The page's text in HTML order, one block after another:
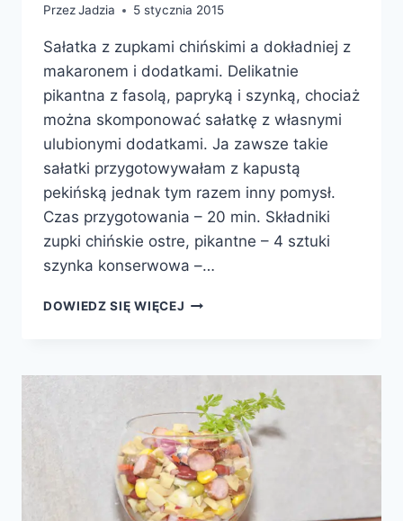
PrzezJadzia 5 stycznia 2015
Sałatka z zupkami chińskimi a dokładniej z
makaronem i dodatkami. Delikatnie
pikantna z fasolą, papryką i szynką, chociaż
można skomponować sałatkę z własnymi
ulubionymi dodatkami. Ja zawsze takie
sałatki przygotowywałam z kapustą
pekińską jednak tym razem inny pomysł.
Czas przygotowania – 20 min. Składniki
zupki chińskie ostre, pikantne – 4 sztuki
szynka konserwowa –…
DOWIEDZ SIĘ WIĘCEJ SAŁATA